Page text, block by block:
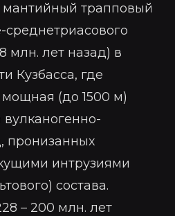
трапповый
млн. лет назад) в
Кузбасса, где
(до 1500 м)
пронизанных
интрузиями
состава.
– 200 млн. лет